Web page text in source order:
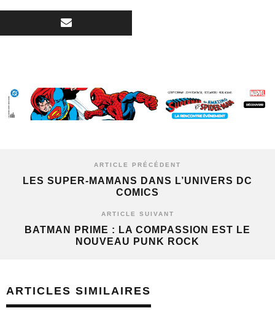
ARTICLE PRÉCÉDENT
LES SUPER-MAMANS DANS L’UNIVERS DC
COMICS
ARTICLE SUIVANT
BATMAN PRIME : LA COMPASSION EST LE
NOUVEAU PUNK ROCK
ARTICLES SIMILAIRES